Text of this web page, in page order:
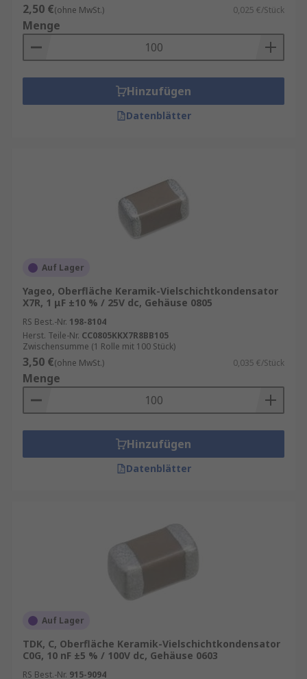
2,50 €(ohne MwSt.) 0,025 €/Stück
Menge
Hinzufügen
Datenblätter
Auf Lager
Yageo, Oberfläche Keramik-Vielschichtkondensator
X7R, 1 μF ±10 % / 25V dc, Gehäuse 0805
RS Best.-Nr. 198-8104
Herst. Teile-Nr. CC0805KKX7R8BB105
Zwischensumme (1 Rolle mit 100 Stück)
3,50 €(ohne MwSt.) 0,035 €/Stück
Menge
Hinzufügen
Datenblätter
Auf Lager
TDK, C, Oberfläche Keramik-Vielschichtkondensator
C0G, 10 nF ±5 % / 100V dc, Gehäuse 0603
RS Best.-Nr. 915-9094